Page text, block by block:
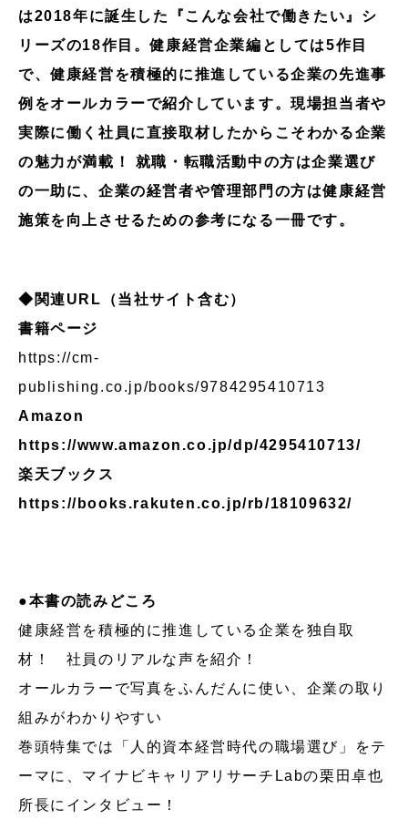
は2018年に誕生した『こんな会社で働きたい』シ
リーズの18作目。健康経営企業編としては5作目
で、健康経営を積極的に推進している企業の先進事
例をオールカラーで紹介しています。現場担当者や
実際に働く社員に直接取材したからこそわかる企業
の魅力が満載！ 就職・転職活動中の方は企業選び
の一助に、企業の経営者や管理部門の方は健康経営
施策を向上させるための参考になる一冊です。
◆関連URL（当社サイト含む）
書籍ページ
https://cm-
publishing.co.jp/books/9784295410713
Amazon
https://www.amazon.co.jp/dp/4295410713/
楽天ブックス
https://books.rakuten.co.jp/rb/18109632/
●本書の読みどころ
健康経営を積極的に推進している企業を独自取
材！ 社員のリアルな声を紹介！
オールカラーで写真をふんだんに使い、企業の取り
組みがわかりやすい
巻頭特集では「人的資本経営時代の職場選び」をテ
ーマに、マイナビキャリアリサーチLabの栗田卓也
所長にインタビュー！